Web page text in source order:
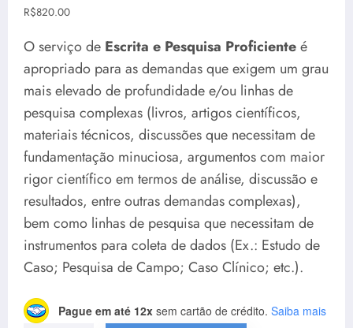
R$820.00
O serviço de Escrita e Pesquisa Proficienteé
apropriado para as demandas que exigem um grau
mais elevado de profundidade e/ou linhas de
pesquisa complexas (livros, artigos científicos,
materiais técnicos, discussões que necessitam de
fundamentação minuciosa, argumentos com maior
rigor científico em termos de análise, discussão e
resultados, entre outras demandas complexas),
bem como linhas de pesquisa que necessitam de
instrumentos para coleta de dados (Ex.: Estudo de
Caso; Pesquisa de Campo; Caso Clínico; etc.).
Pague em até 12x sem cartão de crédito. Saiba mais